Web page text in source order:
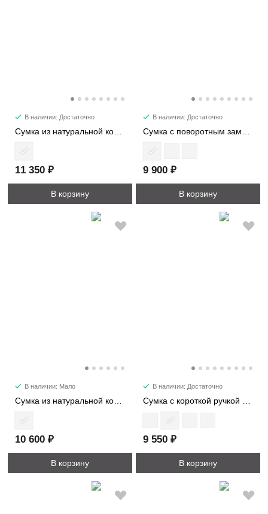
В наличии: Достаточно
Сумка из натуральной кожи 81498-1
11 350 ₽
В корзину
В наличии: Достаточно
Сумка с поворотным замком 8407
9 900 ₽
В корзину
В наличии: Мало
10 600 ₽
В корзину
В наличии: Достаточно
9 550 ₽
В корзину